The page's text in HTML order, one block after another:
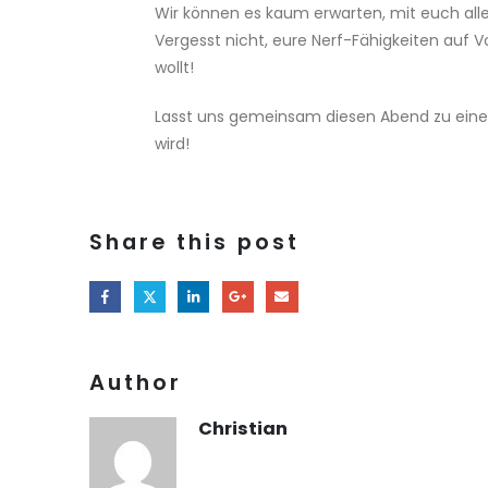
Wir können es kaum erwarten, mit euch
Vergesst nicht, eure Nerf-Fähigkeiten auf
wollt!
Lasst uns gemeinsam diesen Abend zu
wird!
Share this post
Author
Christian